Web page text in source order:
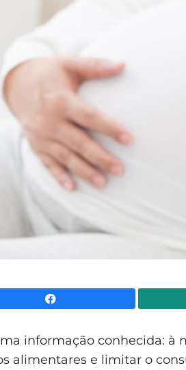
informação conhecida: à
alimentares e limitar o